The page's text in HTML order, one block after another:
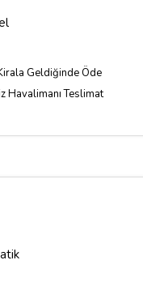
Geldiğinde Öde
Havalimanı Teslimat